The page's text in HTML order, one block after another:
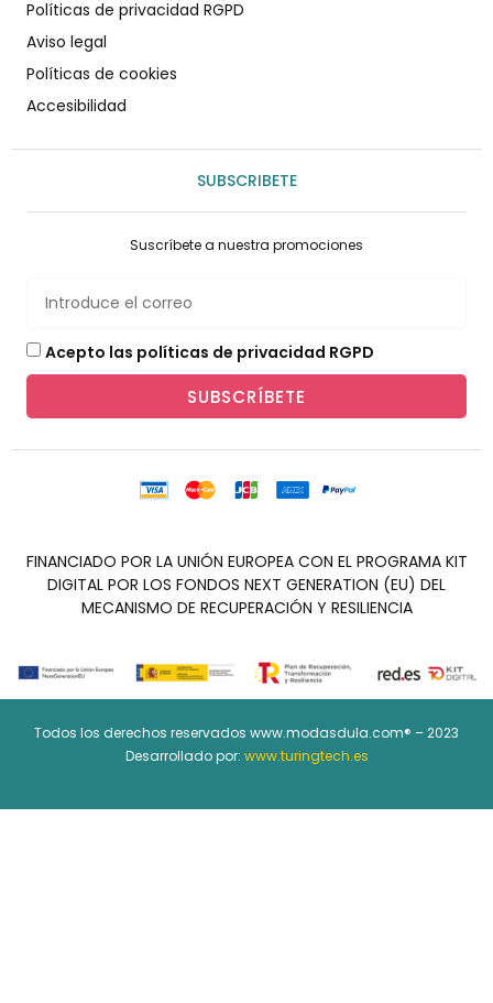
Políticas de privacidad RGPD
Aviso legal
Políticas de cookies
Accesibilidad
SUBSCRIBETE
Suscríbete a nuestra promociones
Acepto las políticas de privacidad RGPD
SUBSCRÍBETE
FINANCIADO POR LA UNIÓN EUROPEA CON EL PROGRAMA KIT
DIGITAL POR LOS FONDOS NEXT GENERATION (EU) DEL
MECANISMO DE RECUPERACIÓN Y RESILIENCIA
Todos los derechos reservados www.modasdula.com® – 2023
Desarrollado por: www.turingtech.es